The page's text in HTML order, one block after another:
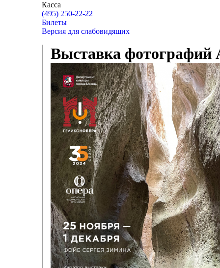
Касса
(495) 250-22-22
Билеты
Версия для слабовидящих
Выставка фотографий